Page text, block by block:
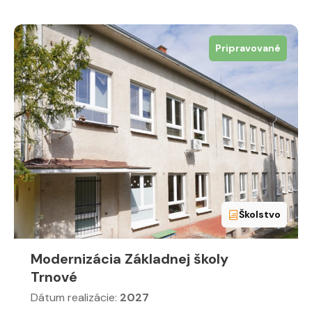
Školstvo
Pripravované
Modernizácia Základnej školy
Trnové
Dátum realizácie: 2027